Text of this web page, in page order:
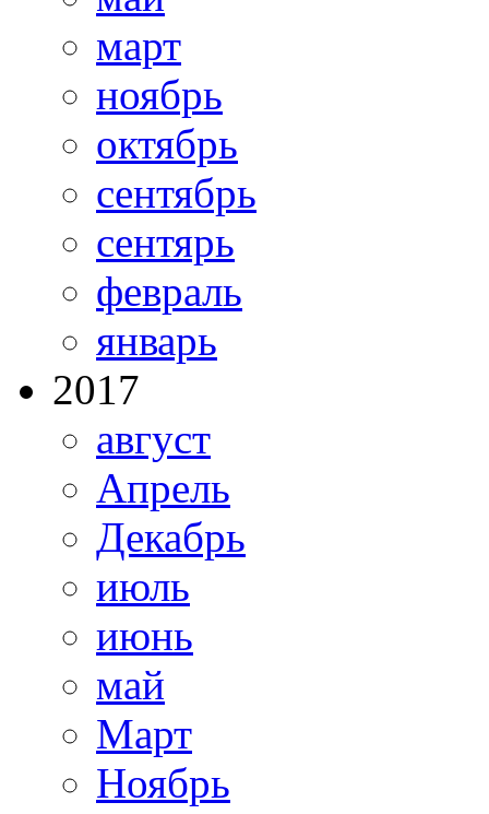
март
ноябрь
октябрь
сентябрь
сентярь
февраль
январь
2017
август
Апрель
Декабрь
июль
июнь
май
Март
Ноябрь